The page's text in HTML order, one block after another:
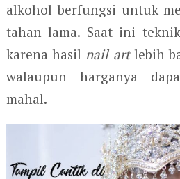
alkohol berfungsi untuk
tahan lama. Saat ini
karena hasilnail artlebih
walaupun harganya
mahal.